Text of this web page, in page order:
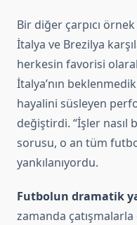
Bir diğer çarpıcı
İtalya ve Brezilya
herkesin favorisi
İtalya’nın
hayalini süsleyen
değiştirdi. “İşler nasıl
sorusu, o an tüm
yankılanıyordu.
Futbolun dramatik
zamanda çatışmalarla